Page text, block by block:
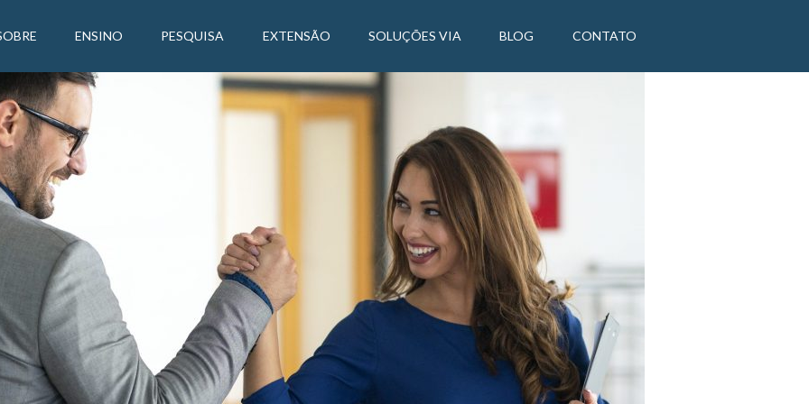
ENSINO PESQUISA EXTENSÃO SOLUÇÕES VIA BLOG CONTATO